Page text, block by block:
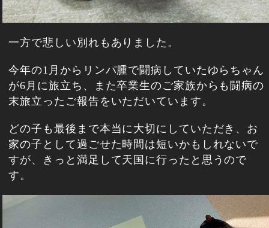
一方で悲しい別れもありました。
今年の1月からリンパ腫で闘病していたゆらちゃん
が6月に旅立ち、また卒業生のご家族からも闘病の
末旅立ったご報告をいただいています。
どの子も最後まで本当に大切にしていただき、お
家の子として過ごせた時間は短いかもしれないで
すが、きっと満足して天国に行ったと思うので
す。